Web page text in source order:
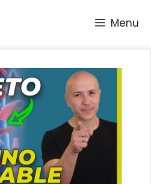
Menu